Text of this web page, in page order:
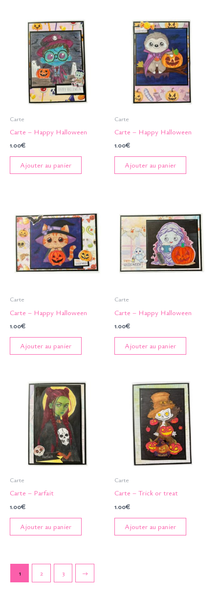
Carte
Carte – Happy Halloween
1.00€
Ajouter au panier
Carte
Carte – Happy Halloween
1.00€
Ajouter au panier
Carte
Carte – Happy Halloween
1.00€
Ajouter au panier
Carte
Carte – Happy Halloween
1.00€
Ajouter au panier
Carte
Carte – Parfait
1.00€
Ajouter au panier
Carte
Carte – Trick or treat
1.00€
Ajouter au panier
1 2 3 →